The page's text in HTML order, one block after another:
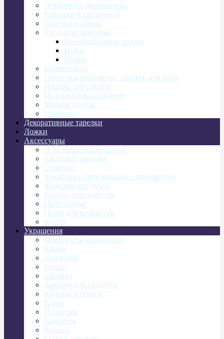
Этажерки и менажницы
Чайники и сахарницы
Тарелки и блюда
Столовые приборы
Коллекционные ложки
Ножи
Вилки
Салфетницы
Горшочки имбирные, для чая, для мёда
Наборы для специй
Подставки под горячее
Медная посуда
Графины
Декоративные тарелки
Ложки
Аксессуары
Подставки и крепления
Закладки для книг
Сумочки
Зажигалки, пепельницы и мундштуки
Флаконы для духов
Кольца для салфеток
Пресс-папье
Ножи для конвертов
Книги
Украшения
Комплекты украшений
Камеи
Для волос
Броши
Запонки
Зажимы для галстука
Клипсы и серьги
Колье
Подвески
Браслеты
Кольца